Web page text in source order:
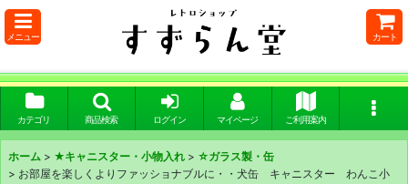
メニュー カート
カテゴリ 商品検索 ログイン マイページ ご利用案内
ホーム > ★キャニスター・小物入れ > ☆ガラス製・缶
> お部屋を楽しくよりファッショナブルに・・犬缶 キャニスター わんこ小